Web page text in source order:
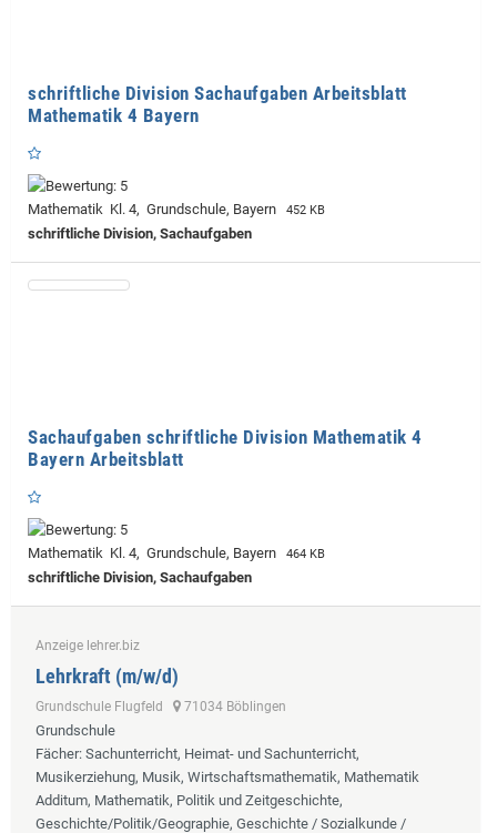
schriftliche Division Sachaufgaben Arbeitsblatt
Mathematik 4 Bayern
Mathematik Kl. 4, Grundschule, Bayern 452 KB
schriftliche Division, Sachaufgaben
Sachaufgaben schriftliche Division Mathematik 4
Bayern Arbeitsblatt
Mathematik Kl. 4, Grundschule, Bayern 464 KB
schriftliche Division, Sachaufgaben
Anzeige lehrer.biz
Lehrkraft (m/w/d)
Grundschule Flugfeld 71034 Böblingen
Grundschule
Fächer: Sachunterricht, Heimat- und Sachunterricht,
Musikerziehung, Musik, Wirtschaftsmathematik, Mathematik
Additum, Mathematik, Politik und Zeitgeschichte,
Geschichte/Politik/Geographie, Geschichte / Sozialkunde /